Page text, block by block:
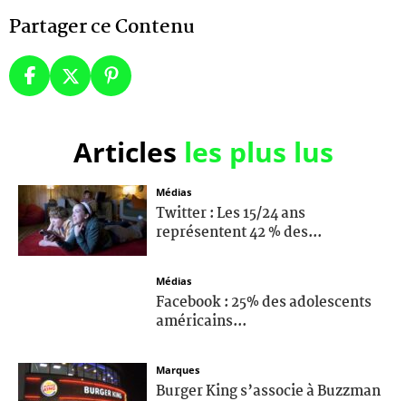
Partager ce Contenu
Articles les plus lus
Médias
Twitter : Les 15/24 ans
représentent 42 % des...
Médias
Facebook : 25% des adolescents
américains...
Marques
Burger King s’associe à Buzzman